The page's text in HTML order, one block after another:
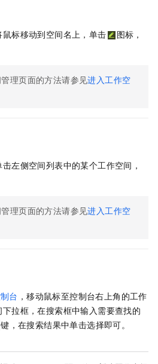
鼠标移动到空间名上，单击
图标，
理页面的方法请参见进入工作空
左侧空间列表中的某个工作空间，
理页面的方法请参见进入工作空
台 ，移动鼠标至控制台右上角的工作
拉框，在搜索框中输入需要查找的
键，在搜索结果中单击选择即可。